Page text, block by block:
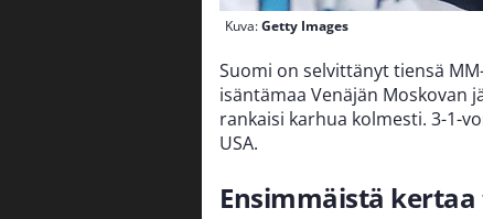
Kuva:Getty Images
Suomi on selvittänyt tiensä
isäntämaa Venäjän Moskovan
rankaisi karhua kolmesti. 3-1-
USA.
Ensimmäistä